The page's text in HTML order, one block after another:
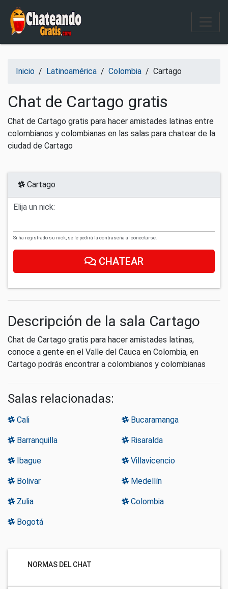
Salir del contenido
Inicio / Latinoamérica / Colombia / Cartago
Chat de Cartago gratis
Chat de Cartago gratis para hacer amistades latinas entre
colombianos y colombianas en las salas para chatear de la
ciudad de Cartago
Cartago
Elija un nick:
Si ha registrado su nick, se le pedirá la contraseña al conectarse.
CHATEAR
Descripción de la sala Cartago
Chat de Cartago gratis para hacer amistades latinas,
conoce a gente en el Valle del Cauca en Colombia, en
Cartago podrás encontrar a colombianos y colombianas
Salas relacionadas:
Cali Bucaramanga
Barranquilla Risaralda
Ibague Villavicencio
Bolivar Medellín
Zulia Colombia
Bogotá
NORMAS DEL CHAT